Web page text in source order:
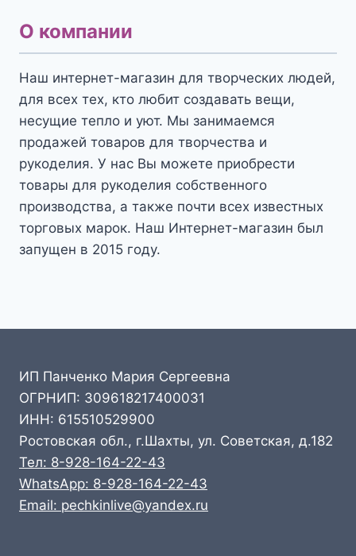
О компании
Наш интернет-магазин для творческих людей,
для всех тех, кто любит создавать вещи,
несущие тепло и уют. Мы занимаемся
продажей товаров для творчества и
рукоделия. У нас Вы можете приобрести
товары для рукоделия собственного
производства, а также почти всех известных
торговых марок. Наш Интернет-магазин был
запущен в 2015 году.
ИП Панченко Мария Сергеевна
ОГРНИП: 309618217400031
ИНН: 615510529900
Ростовская обл., г.Шахты, ул. Советская, д.182
Тел: 8-928-164-22-43
WhatsApp: 8-928-164-22-43
Email: pechkinlive@yandex.ru